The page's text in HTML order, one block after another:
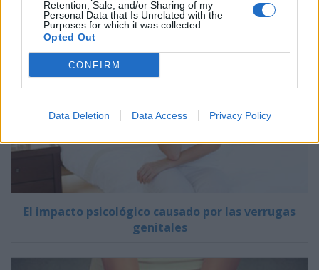
Retention, Sale, and/or Sharing of my
Personal Data that Is Unrelated with the
Purposes for which it was collected.
Opted Out
CONFIRM
Data Deletion Data Access Privacy Policy
El impacto psicológico causado por las verrugas
genitales